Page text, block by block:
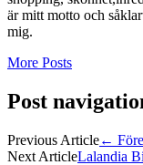
är mitt motto och
mig.
More Posts
Post
Previous Article←
Next ArticleLalandia